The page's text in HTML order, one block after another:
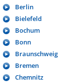
Berlin
Bielefeld
Bochum
Bonn
Braunschweig
Bremen
Chemnitz